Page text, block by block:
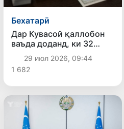
Бехатарӣ
Дар Кувасой қаллобон
ваъда доданд, ки 32
сотих заминро расмӣ
мекунанд ва 5 ҳазор
долларро аз худ карданд
29 июл 2026, 09:44
1 682